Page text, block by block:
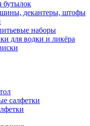
бутылок
декантеры, штофы
наборы
для водки и ликёра
салфетки